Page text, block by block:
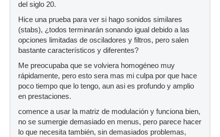
del siglo 20.
Hice una prueba para ver si hago sonidos similares
(stabs), ¿todos terminarán sonando igual debido a las
opciones limitadas de osciladores y filtros, pero salen
bastante característicos y diferentes?
Me preocupaba que se volviera homogéneo muy
rápidamente, pero esto sera mas mi culpa por que hace
poco tiempo que lo tengo, aun asi es profundo y amplio
en prestaciones.
comence a usar la matriz de modulación y funciona bien,
no se sumergie demasiado en menus, pero parece hacer
lo que necesita también, sin demasiados problemas,